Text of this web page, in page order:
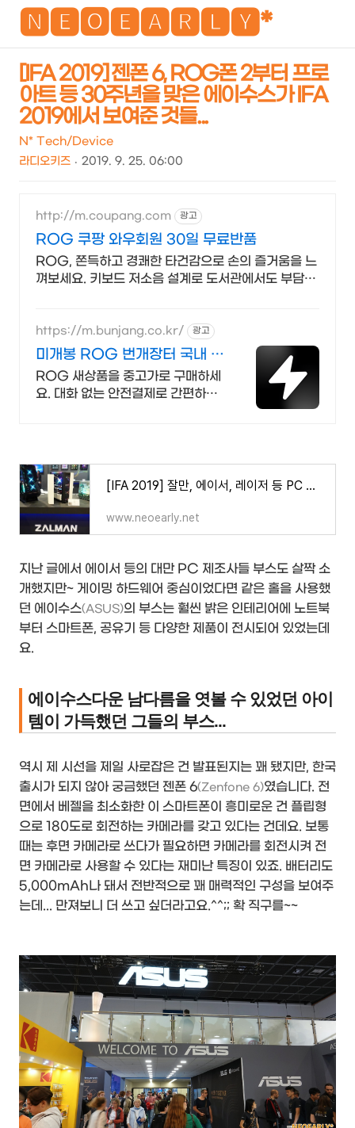
🅽🅴🅾🅴🅰🆁🅻🆈*
검
메
[IFA 2019] 젠폰 6, ROG폰 2부터 프로
아트 등 30주년을 맞은 에이수스가 IFA
2019에서 보여준 것들...
N* Tech/Device
라디오키즈
2019. 9. 25. 06:00
http://m.coupang.com 광고
ROG 쿠팡 와우회원 30일 무료반품
ROG, 쫀득하고 경쾌한 타건감으로 손의 즐거움을 느
껴보세요. 키보드 저소음 설계로 도서관에서도 부담없
https://m.bunjang.co.kr/ 광고
미개봉 ROG 번개장터 국내 최
대 브랜드 중고거래
ROG 새상품을 중고가로 구매하세
요. 대화 없는 안전결제로 간편하게!
[IFA 2019] 잘만, 에이서, 레이저 등 PC 메이커의 부스라면 어디서나 느낄 수 있었던 게이밍 PC 전성시대~
www.neoearly.net
지난 글에서 에이서 등의 대만 PC 제조사들 부스도 살짝 소
개했지만~ 게이밍 하드웨어 중심이었다면 같은 홀을 사용했
던 에이수스(ASUS)의 부스는 훨씬 밝은 인테리어에 노트북
부터 스마트폰, 공유기 등 다양한 제품이 전시되어 있었는데
요.
에이수스다운 남다름을 엿볼 수 있었던 아이
템이 가득했던 그들의 부스...
역시 제 시선을 제일 사로잡은 건 발표된지는 꽤 됐지만, 한국
출시가 되지 않아 궁금했던 젠폰 6(Zenfone 6)였습니다. 전
면에서 베젤을 최소화한 이 스마트폰이 흥미로운 건 플립형
으로 180도로 회전하는 카메라를 갖고 있다는 건데요. 보통
때는 후면 카메라로 쓰다가 필요하면 카메라를 회전시켜 전
면 카메라로 사용할 수 있다는 재미난 특징이 있죠. 배터리도
5,000mAh나 돼서 전반적으로 꽤 매력적인 구성을 보여주
는데... 만져보니 더 쓰고 싶더라고요.^^;; 확 직구를~~